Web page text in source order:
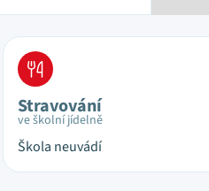
Stravování
ve školní jídelně
Škola neuvádí